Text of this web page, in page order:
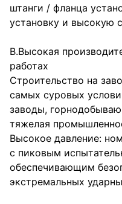
штанги / фланца
установку и высокую
B.Высокая
работах
Строительство на
самых суровых
заводы,
тяжелая
Высокое давление:
с пиковым
обеспечивающим
экстремальных